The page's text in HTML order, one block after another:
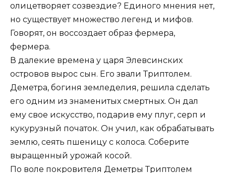
олицетворяет созвездие? Единого мнения нет,
но существует множество легенд и мифов.
Говорят, он воссоздает образ фермера,
фермера.
В далекие времена у царя Элевсинских
островов вырос сын. Его звали Триптолем.
Деметра, богиня земледелия, решила сделать
его одним из знаменитых смертных. Он дал
ему свое искусство, подарив ему плуг, серп и
кукурузный початок. Он учил, как обрабатывать
землю, сеять пшеницу с колоса. Соберите
выращенный урожай косой.
По воле покровителя Деметры Триптолем